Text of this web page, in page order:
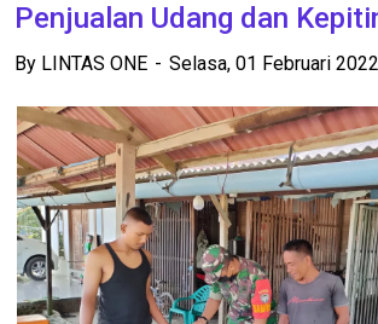
Penjualan Udang dan
By LINTAS ONE Selasa, 01 Februari 2022